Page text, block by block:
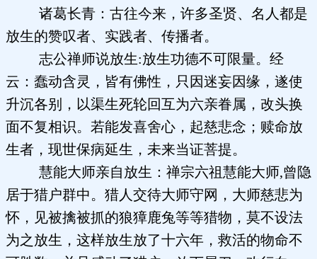
诸葛长青：古往今来，许多圣贤、名人都是
放生的赞叹者、实践者、传播者。
志公禅师说放生:放生功德不可限量。经
云：蠢动含灵，皆有佛性，只因迷妄因缘，遂使
升沉各别，以渠生死轮回互为六亲眷属，改头换
面不复相识。若能发喜舍心，起慈悲念；赎命放
生者，现世保病延生，未来当证菩提。
慧能大师亲自放生：禅宗六祖慧能大师,曾隐
居于猎户群中。猎人交待大师守网，大师慈悲为
怀，见被擒被抓的狼獐鹿兔等等猎物，莫不设法
为之放生，这样放生放了十六年，救活的物命不